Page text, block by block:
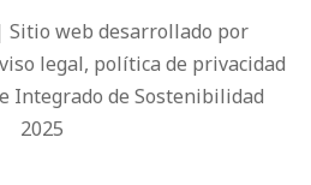
Sitio web desarrollado por
legal, política de privacidad
Integrado de Sostenibilidad
2025